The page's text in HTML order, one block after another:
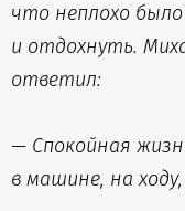
что неплохо
и отдохнуть.
ответил:
— Спокойная
в машине, на